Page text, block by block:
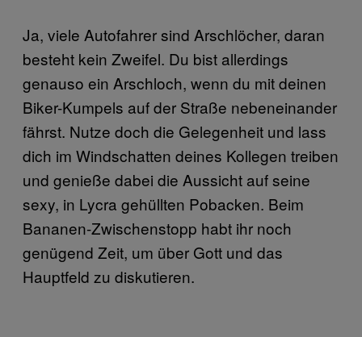
Ja, viele Autofahrer sind Arschlöcher, daran
besteht kein Zweifel. Du bist allerdings
genauso ein Arschloch, wenn du mit deinen
Biker-Kumpels auf der Straße nebeneinander
fährst. Nutze doch die Gelegenheit und lass
dich im Windschatten deines Kollegen treiben
und genieße dabei die Aussicht auf seine
sexy, in Lycra gehüllten Pobacken. Beim
Bananen-Zwischenstopp habt ihr noch
genügend Zeit, um über Gott und das
Hauptfeld zu diskutieren.